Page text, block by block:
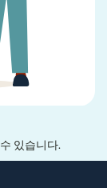
있습니다.